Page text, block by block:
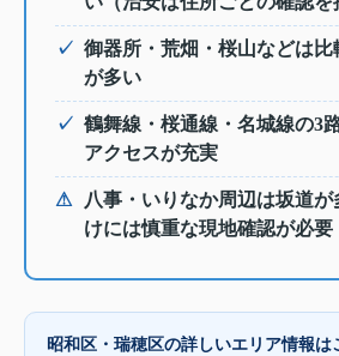
✓ 御器所・荒畑・桜山などは
が多い
✓ 鶴舞線・桜通線・名城線の3
アクセスが充実
⚠
八事・いりなか周辺は坂道が
けには慎重な現地確認が必要
昭和区・瑞穂区の詳しいエリア情報は